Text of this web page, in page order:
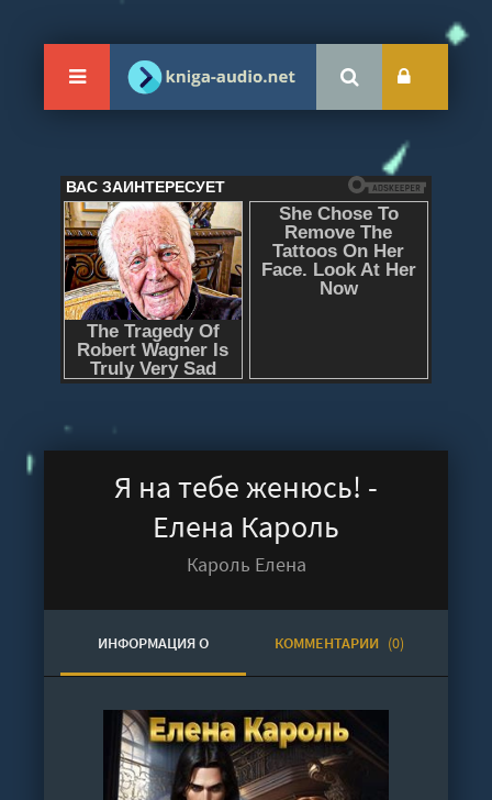
Я на тебе женюсь! -
Елена Кароль
Кароль Елена
ИНФОРМАЦИЯ О
АУДИОКНИГЕ
КОММЕНТАРИИ (0)